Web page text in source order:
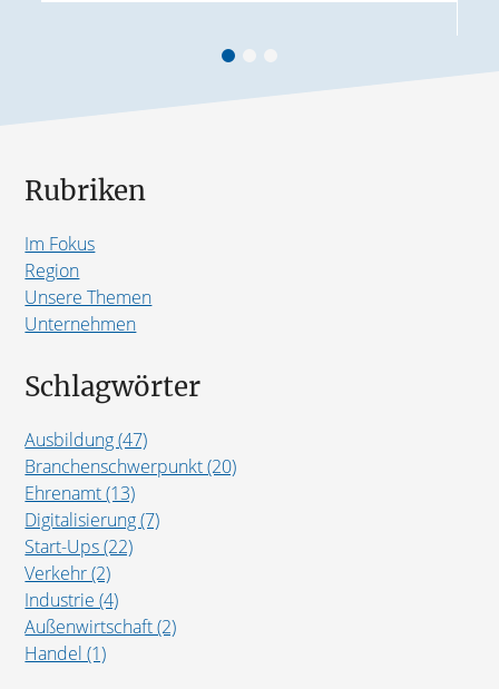
Rubriken
Im Fokus
Region
Unsere Themen
Unternehmen
Schlagwörter
Ausbildung (47)
Branchenschwerpunkt (20)
Ehrenamt (13)
Digitalisierung (7)
Start-Ups (22)
Verkehr (2)
Industrie (4)
Außenwirtschaft (2)
Handel (1)